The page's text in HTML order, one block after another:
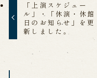
「上演スケジュー
ル」・「休演・休館
日のお知らせ」を更
新しました。